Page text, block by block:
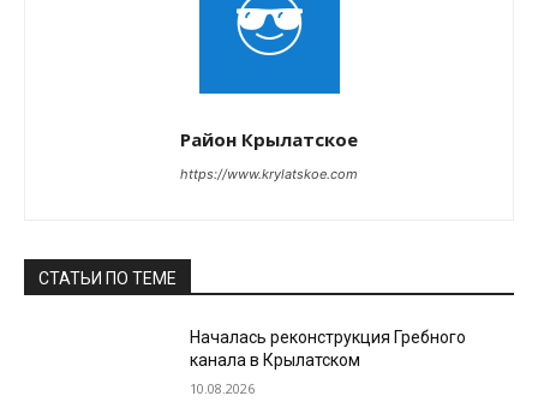
Район Крылатское
https://www.krylatskoe.com
СТАТЬИ ПО ТЕМЕ
Началась реконструкция Гребного
канала в Крылатском
10.08.2026